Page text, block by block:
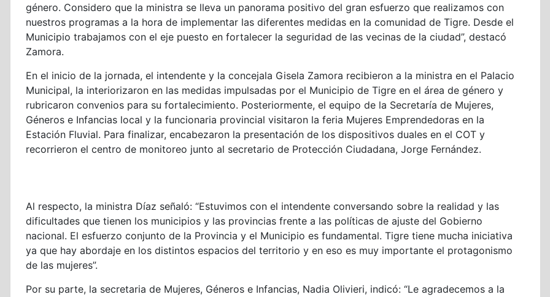
género. Considero que la ministra se lleva un panorama positivo del gran esfuerzo que realizamos con
nuestros programas a la hora de implementar las diferentes medidas en la comunidad de Tigre. Desde el
Municipio trabajamos con el eje puesto en fortalecer la seguridad de las vecinas de la ciudad”, destacó
Zamora.
En el inicio de la jornada, el intendente y la concejala Gisela Zamora recibieron a la ministra en el Palacio
Municipal, la interiorizaron en las medidas impulsadas por el Municipio de Tigre en el área de género y
rubricaron convenios para su fortalecimiento. Posteriormente, el equipo de la Secretaría de Mujeres,
Géneros e Infancias local y la funcionaria provincial visitaron la feria Mujeres Emprendedoras en la
Estación Fluvial. Para finalizar, encabezaron la presentación de los dispositivos duales en el COT y
recorrieron el centro de monitoreo junto al secretario de Protección Ciudadana, Jorge Fernández.
Al respecto, la ministra Díaz señaló: “Estuvimos con el intendente conversando sobre la realidad y las
dificultades que tienen los municipios y las provincias frente a las políticas de ajuste del Gobierno
nacional. El esfuerzo conjunto de la Provincia y el Municipio es fundamental. Tigre tiene mucha iniciativa
ya que hay abordaje en los distintos espacios del territorio y en eso es muy importante el protagonismo
de las mujeres”.
Por su parte, la secretaria de Mujeres, Géneros e Infancias, Nadia Olivieri, indicó: “Le agradecemos a la